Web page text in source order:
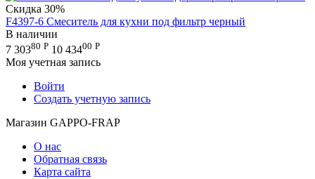
Скидка 30%
F4397-6 Смеситель для кухни под фильтр черный
В наличии
7 30380 Р 10 43400 Р
Моя учетная запись
Войти
Создать учетную запись
Магазин GAPPO-FRAP
О нас
Обратная связь
Карта сайта